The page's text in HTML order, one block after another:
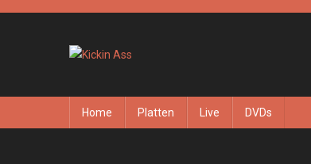
Home Platten Live DVDs